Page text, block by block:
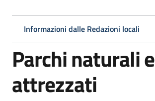
per
Informazioni dalle Redazioni locali
Parchi naturali e
attrezzati